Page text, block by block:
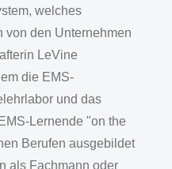
welches
von den Unternehmen
LeVine
die EMS-
und das
Lernende "on the
Berufen ausgebildet
als Fachmann oder